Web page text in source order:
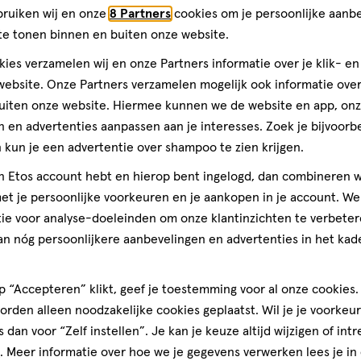
Daily Protect Extra
42 stuks
Toevoegen Je
stuks
Always Inlegkruisjes Daily
Protection Normal Big Pack 52
4.7/5 (15)
4.7
van
5
sterren
op
basis
van
15
3 Toevoegen
toch geen zorgen hoeven te maken? Dat kan met de Always
wij en onze 8 Partners cookies om je persoonlijke
tonen binnen en buiten onze website.
verzamelen wij en onze Partners informatie over je klik-
Onze Partners verzamelen mogelijk ook informatie
onze website. Hiermee kunnen we de website en app,
en advertenties aanpassen aan je interesses. Zoek je
kun je een advertentie over shampoo te zien krijgen.
Etos account hebt en hierop bent ingelogd, dan combineren
je persoonlijke voorkeuren en je aankopen in je account.
voor analyse-doeleinden om onze klantinzichten te
nóg persoonlijkere aanbevelingen en advertenties in het
“Accepteren” klikt, geef je toestemming voor al onze cookies.
alleen noodzakelijke cookies geplaatst. Wil je je
dan voor “Zelf instellen”. Je kan je keuze altijd wijzigen of
. Meer informatie over hoe we je gegevens verwerken lees je in